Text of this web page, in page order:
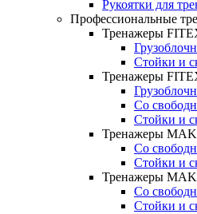
Рукоятки для
Профессиональные
Тренажеры
Стойки и
Тренажеры
Со
Стойки и
Тренажеры
Со
Стойки и
Тренажеры
Со
Стойки и